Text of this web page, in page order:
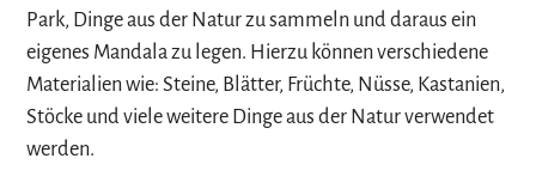
Park, Dinge aus der Natur zu sammeln und daraus ein
eigenes Mandala zu legen. Hierzu können verschiedene
Materialien wie: Steine, Blätter, Früchte, Nüsse, Kastanien,
Stöcke und viele weitere Dinge aus der Natur verwendet
werden.